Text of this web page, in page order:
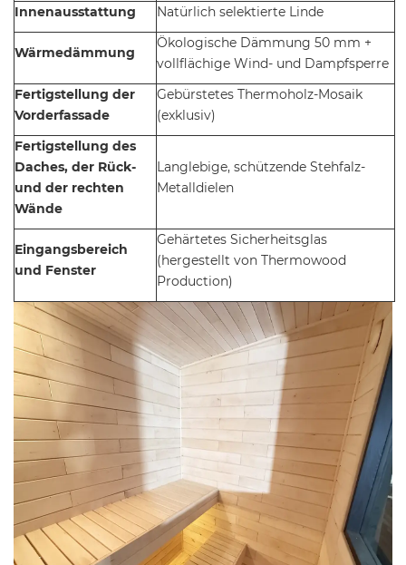
Innenausstattung Natürlich selektierte Linde
Wärmedämmung
Ökologische Dämmung 50 mm +
vollflächige Wind- und Dampfsperre
Fertigstellung der
Vorderfassade
Gebürstetes Thermoholz-Mosaik
(exklusiv)
Fertigstellung des
Daches, der Rück-
und der rechten
Wände
Langlebige, schützende Stehfalz-
Metalldielen
Eingangsbereich
und Fenster
Gehärtetes Sicherheitsglas
(hergestellt von Thermowood
Production)